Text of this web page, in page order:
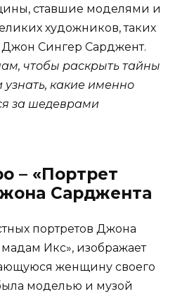
ставшие моделями и
художников, таких
Сингер Сарджент.
чтобы раскрыть тайны
какие именно
за шедеврами
– «Портрет
Сарджента
портретов Джона
Икс», изображает
женщину своего
моделью и музой